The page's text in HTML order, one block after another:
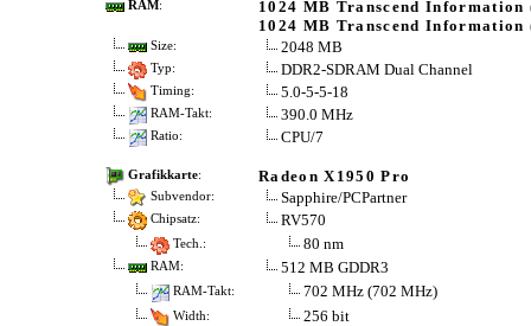
RAM:
1024 MB Transcend Information
1024 MB Transcend Information
Size: 2048 MB
Typ: DDR2-SDRAM Dual Channel
Timing: 5.0-5-5-18
RAM-Takt: 390.0 MHz
Ratio: CPU/7
Grafikkarte: Radeon X1950 Pro
Subvendor: Sapphire/PCPartner
Chipsatz: RV570
Tech.: 80 nm
RAM: 512 MB GDDR3
RAM-Takt: 702 MHz (702 MHz)
Width: 256 bit